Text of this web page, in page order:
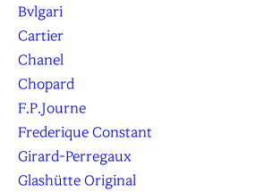
Bvlgari
Cartier
Chanel
Chopard
F.P.Journe
Frederique Constant
Girard-Perregaux
Glashütte Original